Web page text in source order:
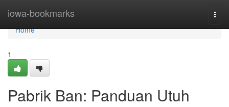
iowa-bookmarks
Home
Home
1
Pabrik Ban: Panduan Utuh